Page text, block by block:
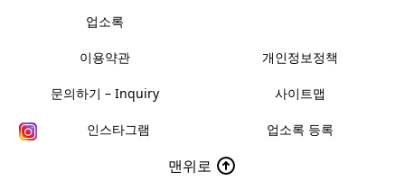
업소록
이용약관 개인정보정책
문의하기 – Inquiry 사이트맵
인스타그램 업소록 등록
맨위로